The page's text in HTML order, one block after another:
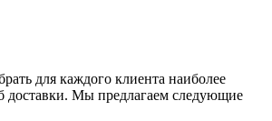
для каждого клиента наиболее
доставки. Мы предлагаем следующие